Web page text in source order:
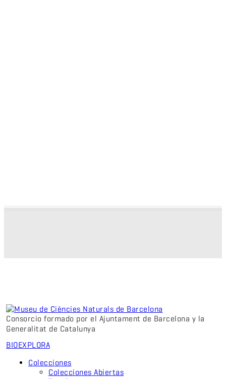
Consorcio formado por el Ajuntament de Barcelona y la
Generalitat de Catalunya
BIOEXPLORA
Colecciones
Colecciones Abiertas